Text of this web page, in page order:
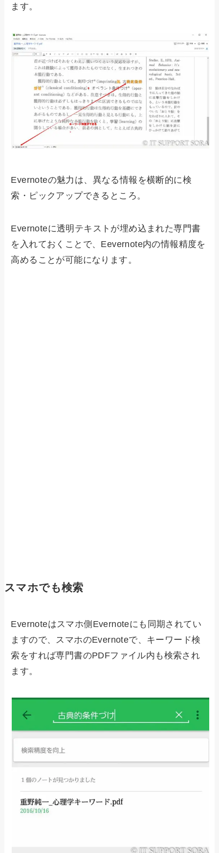
ます。
Evernoteの魅力は、異なる情報を横断的に検
索・ピックアップできるところ。
Evernoteに透明テキストが埋め込まれた専門書
を入れておくことで、Eevernote内の情報精度を
高めることが可能になります。
スマホでも検索
Evernoteはスマホ側Evernoteにも同期されてい
ますので、スマホのEvernoteで、キーワード検
索をすれば専門書のPDFファイル内も検索され
ます。